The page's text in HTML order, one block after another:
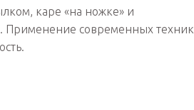
каре «на ножке» и
Применение современных техник